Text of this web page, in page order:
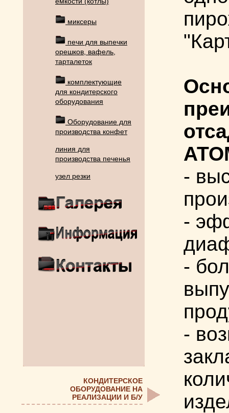
миксеры
печи для выпечки
орешков, вафель,
тарталеток
комплектующие
для кондитерского
оборудования
Оборудование для
производства конфет
линия для
производства печенья
узел резки
КОНДИТЕРСКОЕ
ОБОРУДОВАНИЕ НА
РЕАЛИЗАЦИИ И Б/У
-
-
-
-